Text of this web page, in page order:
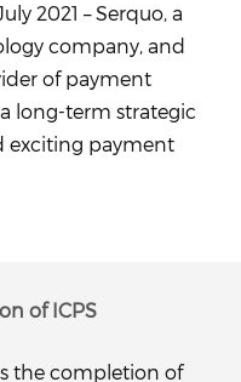
2021 – Serquo, a
company, and
of payment
long-term strategic
exciting payment
of ICPS
the completion of